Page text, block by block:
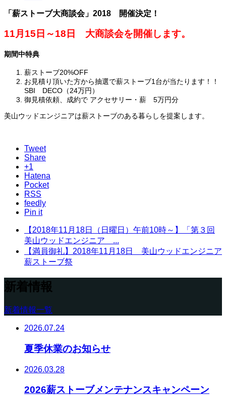
「薪ストーブ大商談会」2018 開催決定！
11月15日～18日 大商談会を開催します。
期間中特典
薪ストーブ20%OFF
お見積り頂いた方から抽選で薪ストーブ1台が当たります！！
SBI DECO（24万円）
御見積依頼、成約で アクセサリー・薪 5万円分
美山ウッドエンジニアは薪ストーブのある暮らしを提案します。
Tweet
Share
+1
Hatena
Pocket
RSS
feedly
Pin it
【2018年11月18日（日曜日）午前10時～】「第３回
美山ウッドエンジニア ...
【満員御礼】2018年11月18日 美山ウッドエンジニア
薪ストーブ祭
新着情報
新着情報一覧
2026.07.24
夏季休業のお知らせ
2026.03.28
2026薪ストーブメンテナンスキャンペーン